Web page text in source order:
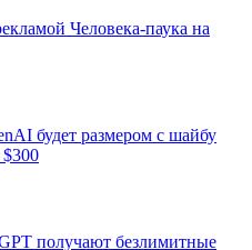
Человека-паука на
будет размером с шайбу
$300
получают безлимитные